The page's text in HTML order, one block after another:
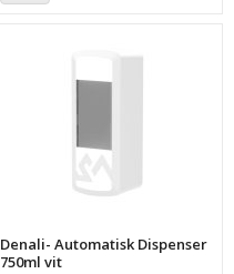
Denali- Automatisk Dispenser
750ml vit